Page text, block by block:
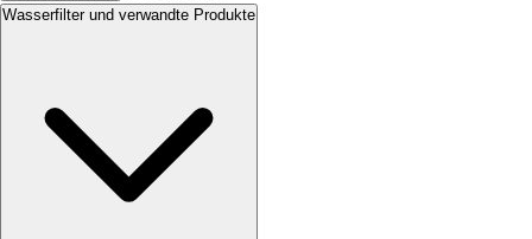
Wasserfilter und verwandte Produkte